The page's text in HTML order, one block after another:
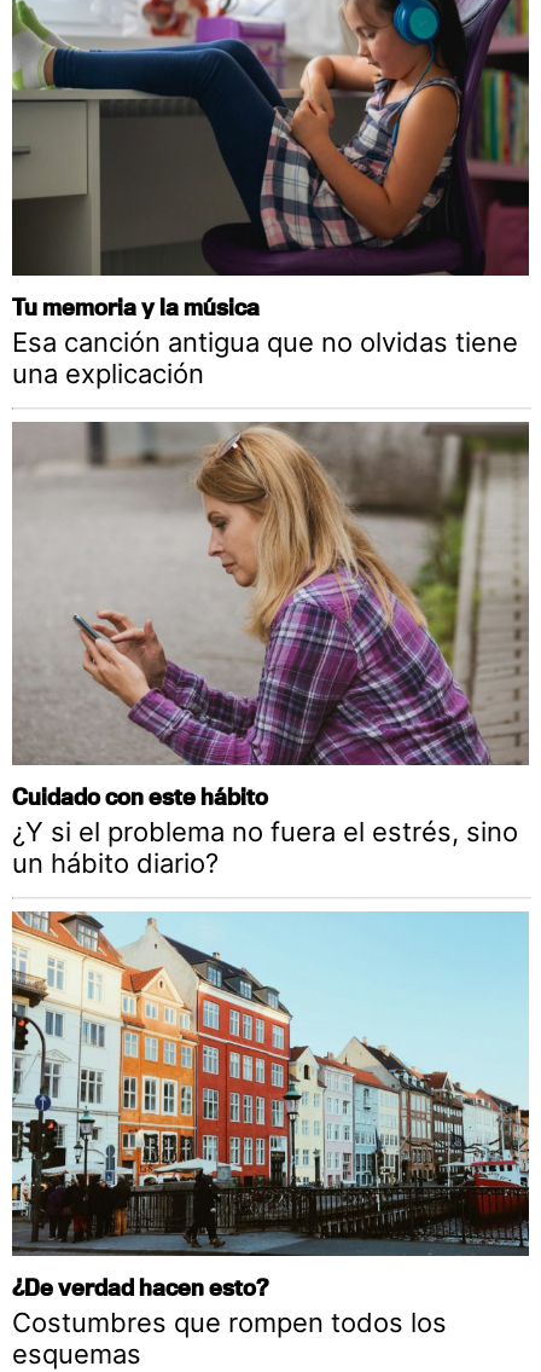
Tu memoria y la música
Esa canción antigua que no olvidas tiene
una explicación
Cuidado con este hábito
¿Y si el problema no fuera el estrés, sino
un hábito diario?
¿De verdad hacen esto?
Costumbres que rompen todos los
esquemas